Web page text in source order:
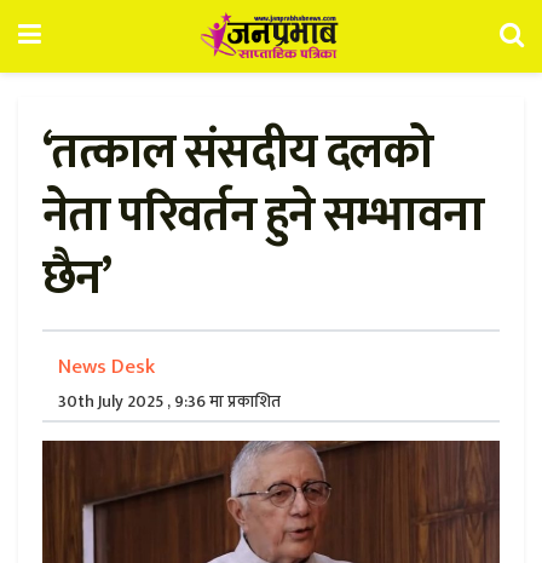
‘तत्काल संसदीय दलको
नेता परिवर्तन हुने सम्भावना
छैन’
News Desk
30th July 2025 , 9:36 मा प्रकाशित